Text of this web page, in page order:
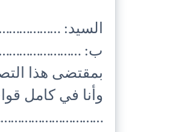
السيد: ………………
ب:
بمقتضى هذا
وأنا في كامل